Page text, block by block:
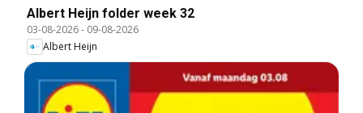
Albert Heijn folder week 32
03-08-2026- 09-08-2026
Albert Heijn